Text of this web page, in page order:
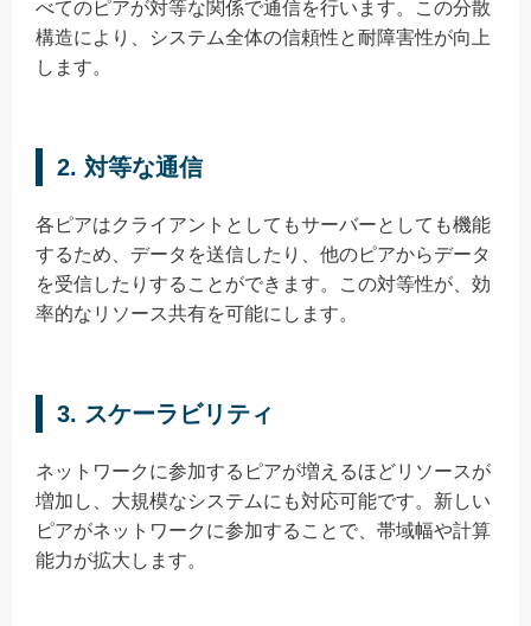
べてのピアが対等な関係で通信を行います。この分散
構造により、システム全体の信頼性と耐障害性が向上
します。
2. 対等な通信
各ピアはクライアントとしてもサーバーとしても機能
するため、データを送信したり、他のピアからデータ
を受信したりすることができます。この対等性が、効
率的なリソース共有を可能にします。
3. スケーラビリティ
ネットワークに参加するピアが増えるほどリソースが
増加し、大規模なシステムにも対応可能です。新しい
ピアがネットワークに参加することで、帯域幅や計算
能力が拡大します。